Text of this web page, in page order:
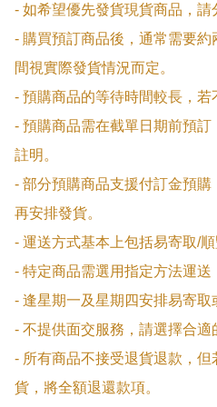
- 如希望優先發貨現貨商品，請
- 購買預訂商品後，通常需要
間視實際發貨情況而定。
- 預購商品的等待時間較長，若
- 預購商品需在截單日期前預
註明。
- 部分預購商品支援付訂金預購
再安排發貨。
- 運送方式基本上包括易寄取/順
- 特定商品需選用指定方法運送
- 逢星期一及星期四安排易寄取
- 不提供面交服務，請選擇合適
- 所有商品不接受退貨退款，
貨，將全額退還款項。